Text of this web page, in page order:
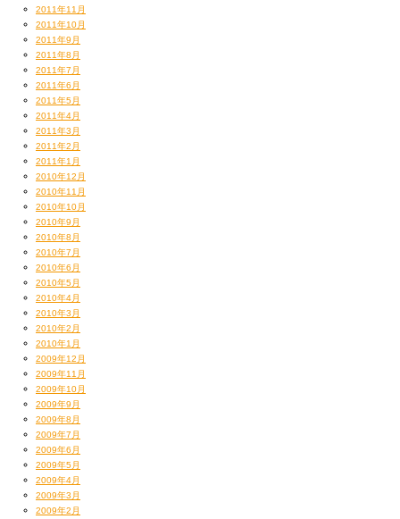
2011年11月
2011年10月
2011年9月
2011年8月
2011年7月
2011年6月
2011年5月
2011年4月
2011年3月
2011年2月
2011年1月
2010年12月
2010年11月
2010年10月
2010年9月
2010年8月
2010年7月
2010年6月
2010年5月
2010年4月
2010年3月
2010年2月
2010年1月
2009年12月
2009年11月
2009年10月
2009年9月
2009年8月
2009年7月
2009年6月
2009年5月
2009年4月
2009年3月
2009年2月